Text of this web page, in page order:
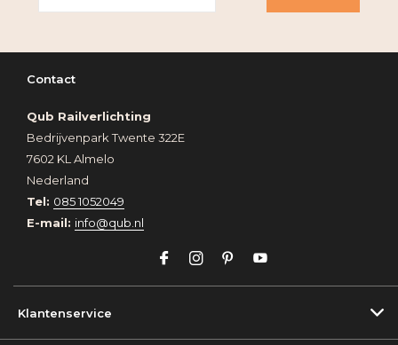
Contact
Qub Railverlichting
Bedrijvenpark Twente 322E
7602 KL Almelo
Nederland
Tel: 085 1052049
E-mail: info@qub.nl
Klantenservice